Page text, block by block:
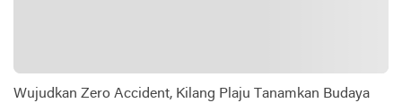
Wujudkan Zero Accident, Kilang Plaju Tanamkan Budaya